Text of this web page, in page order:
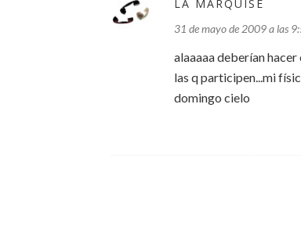
LA MARQUISE
31 de mayo de 2009 a las
alaaaaa deberían
las q participen...mi
domingo cielo